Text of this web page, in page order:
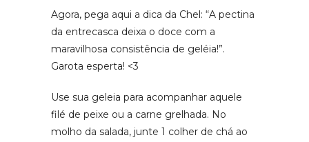
Agora, pega aqui a dica da Chel: “A pectina
da entrecasca deixa o doce com a
maravilhosa consistência de geléia!”.
Garota esperta! <3
Use sua geleia para acompanhar aquele
filé de peixe ou a carne grelhada. No
molho da salada, junte 1 colher de chá ao